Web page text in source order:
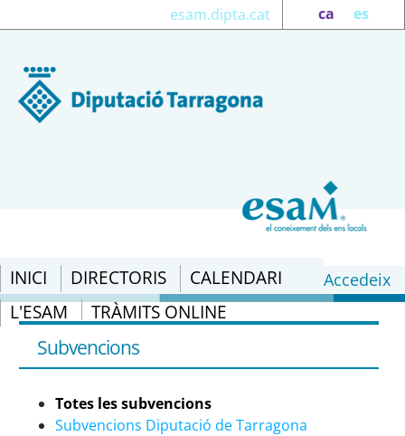
ca es
esam.dipta.cat
INICI DIRECTORIS
CALENDARI
L'ESAM
TRÀMITS ONLINE
Accedeix
Totes les subvencions - eSAM
Subvencions
Totes les subvencions
Subvencions Diputació de Tarragona